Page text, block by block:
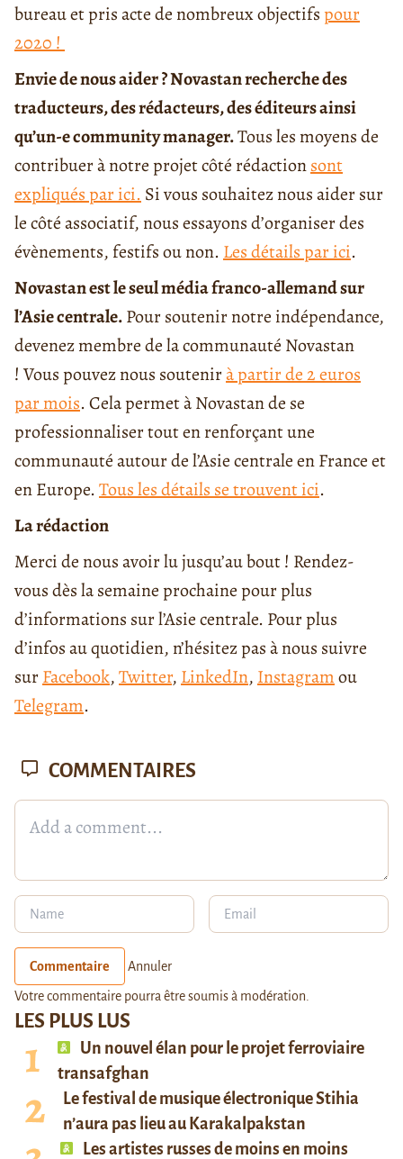
bureau et pris acte de nombreux objectifspour
2020 !
Envie de nous aider ? Novastan recherche des
traducteurs, des rédacteurs, des éditeurs ainsi
qu’un-e community manager.Tous les moyens de
contribuer à notre projet côté rédactionsont
expliqués par ici. Si vous souhaitez nous aider sur
le côté associatif, nous essayons d’organiser des
évènements, festifs ou non. Les détails par ici.
Novastan est le seul média franco-allemand sur
l’Asie centrale.Pour soutenir notre indépendance,
devenez membre de la communauté Novastan
! Vous pouvez nous soutenirà partir de 2 euros
par mois. Cela permet à Novastan de se
professionnaliser tout en renforçant une
communauté autour de l’Asie centrale en France et
en Europe.Tous les détails se trouvent ici.
La rédaction
Merci de nous avoir lu jusqu’au bout ! Rendez-
vous dès la semaine prochaine pour plus
d’informations sur l’Asie centrale. Pour plus
d’infos au quotidien, n’hésitez pas à nous suivre
surFacebook,Twitter, LinkedIn, Instagramou
Telegram.
LES PLUS LUS
Un nouvel élan pour le projet ferroviaire
transafghan
Le festival de musique électronique Stihia
n’aura pas lieu au Karakalpakstan
Les artistes russes de moins en moins
COMMENTAIRES
Commentaire Annuler
Votre commentaire pourra être soumis à modération.